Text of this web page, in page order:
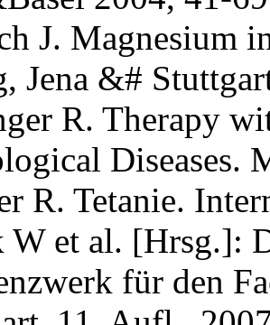
J. Magnesium
Jena &#
R. Therapy
Diseases.
R. Tetanie.
W et al. [Hrsg.]:
für den